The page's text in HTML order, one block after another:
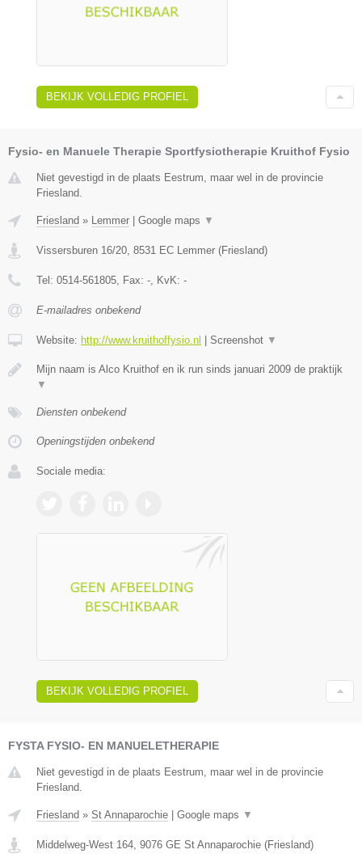
BEKIJK VOLLEDIG PROFIEL
Fysio- en Manuele Therapie Sportfysiotherapie Kruithof Fysio
Niet gevestigd in de plaats Eestrum, maar wel in de provincie
Friesland.
Friesland » Lemmer | Google maps ▼
Vissersburen 16/20 8531 EC Lemmer (Friesland)
Tel: 0514-561805 , Fax: - , KvK: -
E-mailadres onbekend
Website: http://www.kruithoffysio.nl | Screenshot ▼
Mijn naam is Alco Kruithof en ik run sinds januari 2009 de praktijk
▼
Diensten onbekend
Openingstijden onbekend
Sociale media:
BEKIJK VOLLEDIG PROFIEL
FYSTA FYSIO- EN MANUELETHERAPIE
Niet gevestigd in de plaats Eestrum, maar wel in de provincie
Friesland.
Friesland » St Annaparochie Google maps ▼
Middelweg-West 164, 9076 GE St Annaparochie (Friesland)